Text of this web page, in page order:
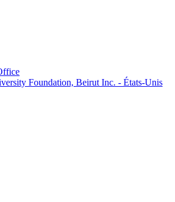
Foundation, Beirut Inc. - États-Unis